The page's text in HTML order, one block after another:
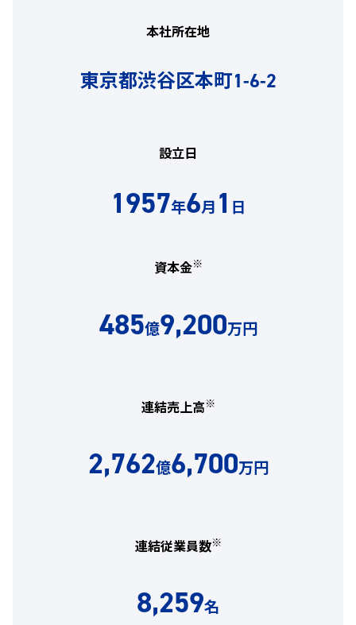
本社所在地
東京都渋谷区本町1-6-2
設立日
1957年6月 1 日
資本金※
485億9,200万円
連結売上高※
2,762億6,700万円
連結従業員数※
8,259名